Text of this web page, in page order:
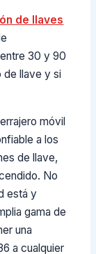
de llaves
30 y 90
de llave y si
móvil
a los
de llave,
No
está y
gama de
una
a cualquier